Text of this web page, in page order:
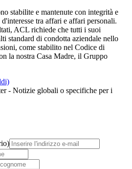
stabilite e mantenute con integrità e
tra affari e affari personali.
ACL richiede che tutti i suoi
standard di condotta aziendale nello
come stabilito nel Codice di
la nostra Casa Madre, il Gruppo
- Notizie globali o specifiche per i